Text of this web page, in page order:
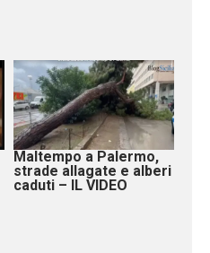
Maltempo a Palermo,
strade allagate e alberi
caduti – IL VIDEO